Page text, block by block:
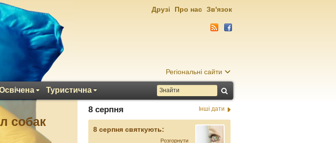
Регіональні сайти
Туристична
Друзі Про нас Зв'язок
собак
8 серпня Інші дати
8 серпня святкують:
Розгорнути